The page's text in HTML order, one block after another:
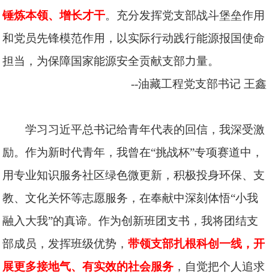
锤炼本领、增长才干。充分发挥党支部战斗堡垒作用
和党员先锋模范作用，以实际行动践行能源报国使命
担当，为保障国家能源安全贡献支部力量。
--油藏工程党支部书记 王鑫
学习习近平总书记给青年代表的回信，我深受激
励。作为新时代青年，我曾在“挑战杯”专项赛道中，
用专业知识服务社区绿色微更新，积极投身环保、支
教、文化关怀等志愿服务，在奉献中深刻体悟“小我
融入大我”的真谛。作为创新班团支书，我将团结支
部成员，发挥班级优势，带领支部扎根科创一线，开
展更多接地气、有实效的社会服务 ，自觉把个人追求